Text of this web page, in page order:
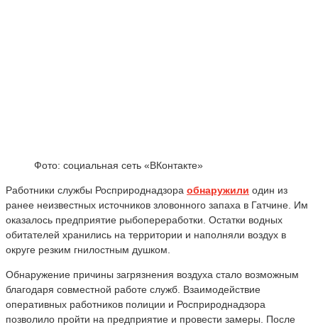
Фото: социальная сеть «ВКонтакте»
Работники службы Росприроднадзора обнаружили один из
ранее неизвестных источников зловонного запаха в Гатчине. Им
оказалось предприятие рыбопереработки. Остатки водных
обитателей хранились на территории и наполняли воздух в
округе резким гнилостным душком.
Обнаружение причины загрязнения воздуха стало возможным
благодаря совместной работе служб. Взаимодействие
оперативных работников полиции и Росприроднадзора
позволило пройти на предприятие и провести замеры. После